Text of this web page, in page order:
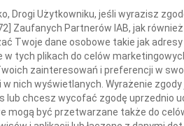
Drogi Użytkowniku, jeśli wyrazisz
] Zaufanych Partnerów IAB, jak
Twoje dane osobowe takie jak
w tych plikach do celów
zainteresowań i preferencji w
nich wyświetlanych. Wyrażenie
lub chcesz wycofać zgodę uprzednio
mogą być przetwarzane także do